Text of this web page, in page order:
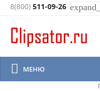
8(800) 511-09-26
 МЕНЮ